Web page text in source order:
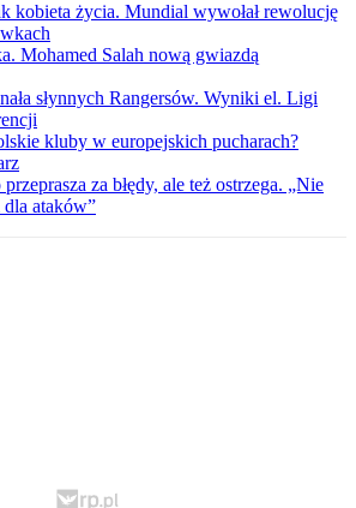
kobieta życia. Mundial wywołał rewolucję
Mohamed Salah nową gwiazdą
słynnych Rangersów. Wyniki el. Ligi
kluby w europejskich pucharach?
za błędy, ale też ostrzega. „Nie
ataków”